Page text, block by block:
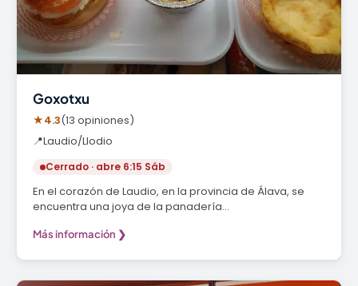
Goxotxu
★4.3(13 opiniones)
📍Laudio/Llodio
Cerrado · abre 6:15 Sáb
En el corazón de Laudio, en la provincia de Álava, se
encuentra una joya de la panadería…
Más información ❯